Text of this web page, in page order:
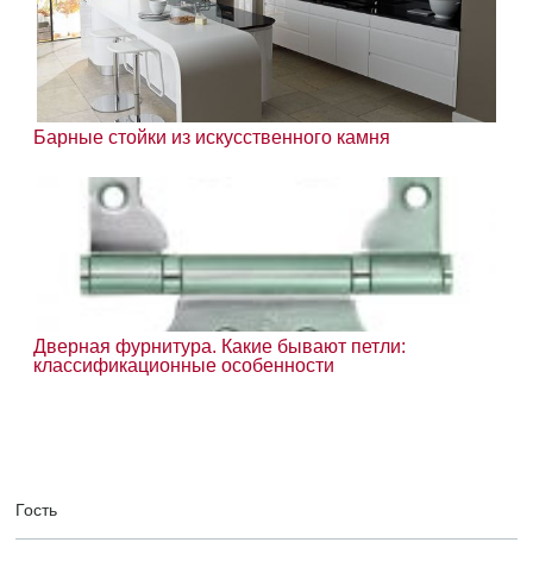
Барные стойки из искусственного камня
Дверная фурнитура. Какие бывают петли:
классификационные особенности
Гость